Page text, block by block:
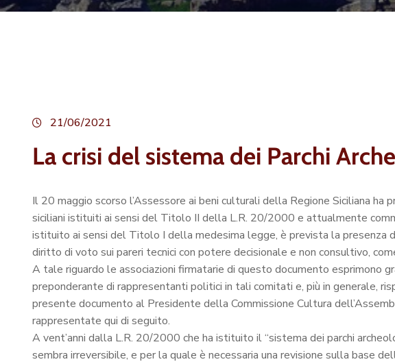
21/06/2021
La crisi del sistema dei Parchi
Il 20 maggio scorso l’Assessore ai beni culturali della Regione Siciliana
siciliani istituiti ai sensi del Titolo II della L.R. 20/2000 e attualmente
istituito ai sensi del Titolo I della medesima legge, è prevista la presenza
diritto di voto sui pareri tecnici con potere decisionale e non consultivo,
A tale riguardo le associazioni firmatarie di questo documento esprimono
preponderante di rappresentanti politici in tali comitati e, più in generale,
presente documento al Presidente della Commissione Cultura
rappresentate qui di seguito.
A vent’anni dalla L.R. 20/2000 che ha istituito il “sistema dei parchi
sembra irreversibile, e per la quale è necessaria una revisione sulla base